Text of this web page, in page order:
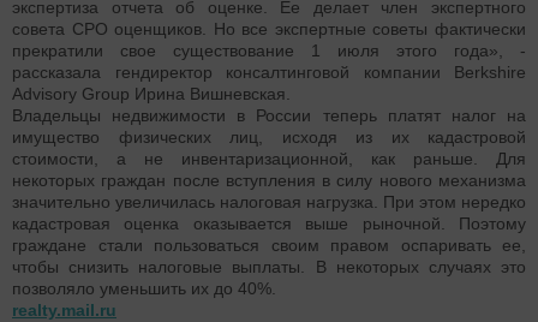
экспертиза отчета об оценке. Ее делает член экспертного
совета СРО оценщиков. Но все экспертные советы фактически
прекратили свое существование 1 июля этого года», -
рассказала гендиректор консалтинговой компании Berkshire
Advisory Group Ирина Вишневская.
Владельцы недвижимости в России теперь платят налог на
имущество физических лиц, исходя из их кадастровой
стоимости, а не инвентаризационной, как раньше. Для
некоторых граждан после вступления в силу нового механизма
значительно увеличилась налоговая нагрузка. При этом нередко
кадастровая оценка оказывается выше рыночной. Поэтому
граждане стали пользоваться своим правом оспаривать ее,
чтобы снизить налоговые выплаты. В некоторых случаях это
позволяло уменьшить их до 40%.
realty.mail.ru